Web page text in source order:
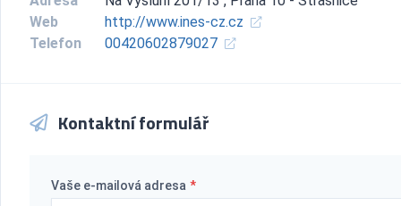
Web
http://www.ines-cz.cz
Telefon
00420602879027
Kontaktní formulář
Vaše e-mailová adresa *